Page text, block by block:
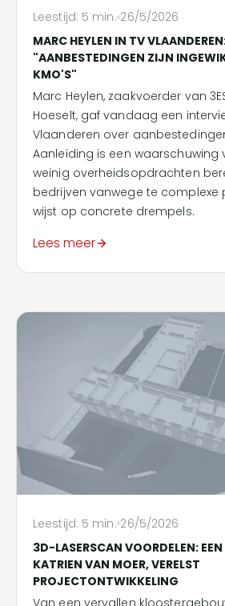
Leestijd: 5 min. 26/5/2026
MARC HEYLEN IN TV
"AANBESTEDINGEN ZIJN
KMO'S"
Marc Heylen, zaakvoerder van
Hoeselt, gaf vandaag een
Vlaanderen over
Aanleiding is een waarschuwing
weinig overheidsopdrachten
bedrijven vanwege te complexe
wijst op concrete drempels.
Lees meer
Leestijd: 5 min. 26/5/2026
3D-LASERSCAN VOORDELEN:
KATRIEN VAN MOER, VERELST
PROJECTONTWIKKELING
Van een vervallen